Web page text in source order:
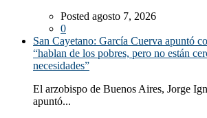
Posted agosto 7, 2026
0
San Cayetano: García Cuerva apuntó
“hablan de los pobres, pero no están
necesidades”
El arzobispo de Buenos Aires, Jorge
apuntó...